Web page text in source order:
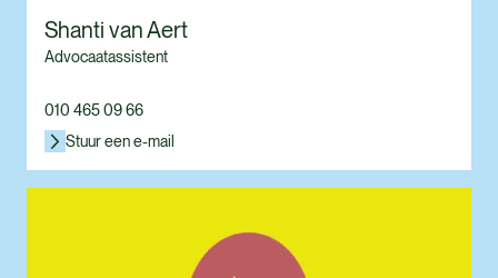
Shanti van Aert
Advocaatassistent
010 465 09 66
Stuur een e-mail